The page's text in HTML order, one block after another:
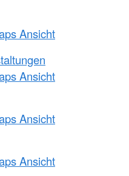
Ansicht
Ansicht
Ansicht
Ansicht